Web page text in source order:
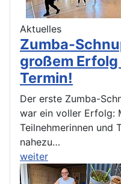
Aktuelles
Zumba-
großem
Termin!
Der erste Zumba-
war ein voller Erfolg:
Teilnehmerinnen und
nahezu…
weiter